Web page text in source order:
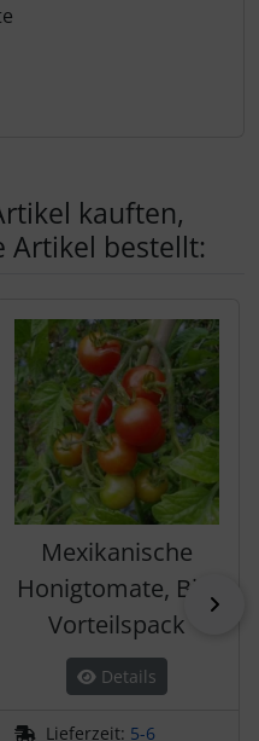
kauften,
Artikel bestellt:
Mexikanische
Honigtomate, Bio,
Vorteilspack
Details
Lieferzeit: 5-6